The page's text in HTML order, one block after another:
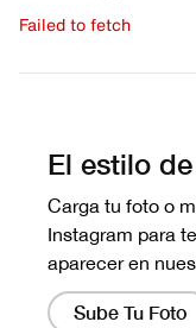
Failed to fetch